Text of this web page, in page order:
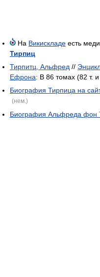
На Викискладе есть
Тирпиц
Тирпитц, Альфред //
Ефрона: В 86 томах (82 т.
Биография Тирпица на
(нем.)
Биография Альфреда фон